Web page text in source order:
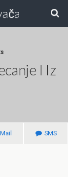
I Iz
Mail SMS